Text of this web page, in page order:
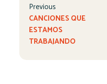
Previous
CANCIONES QUE
ESTAMOS
TRABAJANDO